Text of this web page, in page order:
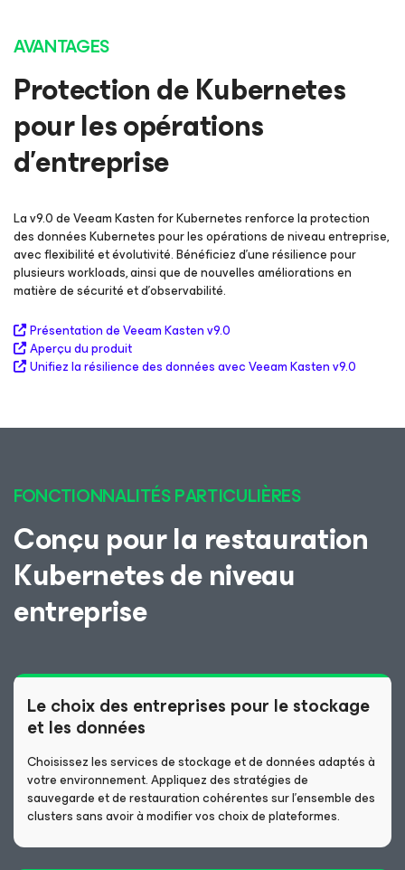
AVANTAGES
Protection de Kubernetes
pourles opérations
d’entreprise
La v9.0 de Veeam Kasten for Kubernetes renforce la protection
des données Kubernetes pour les opérations de niveau entreprise,
avec flexibilité et évolutivité. Bénéficiez d’une résilience pour
plusieurs workloads, ainsi que de nouvelles améliorations en
matière de sécurité et d’observabilité.
Présentation de Veeam Kasten v9.0
Aperçu du produit
Unifiez la résilience des données avec Veeam Kasten v9.0
FONCTIONNALITÉS PARTICULIÈRES
Conçu pour la restauration
Kubernetes de niveau
entreprise
Le choix des entreprises pour le stockage
et les données
Choisissez les services de stockage et de données adaptés à
votre environnement. Appliquez des stratégies de
sauvegarde et de restauration cohérentes sur l’ensemble des
clusters sans avoir à modifier vos choix de plateformes.